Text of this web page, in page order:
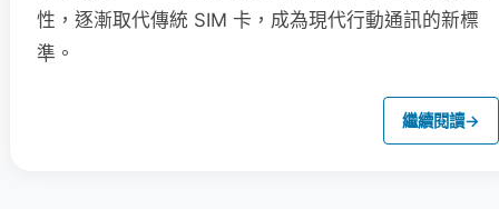
性，逐漸取代傳統 SIM 卡，成為現代行動通訊的新標
準。
繼續閱讀→